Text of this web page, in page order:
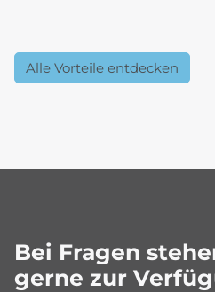
Alle Vorteile entdecken
Bei Fragen
gerne zur